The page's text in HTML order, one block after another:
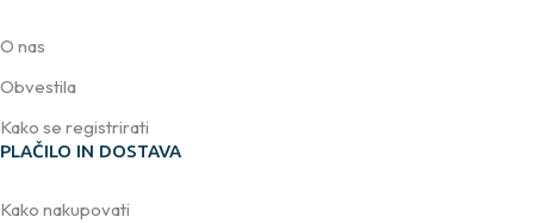
O nas
Obvestila
Kako se registrirati
PLAČILO IN DOSTAVA
Kako nakupovati